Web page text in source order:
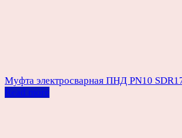
Муфта электросварная ПНД PN10
Read more